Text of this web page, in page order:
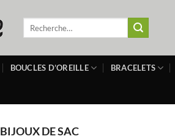
BOUCLES D’OREILLE BRACELETS
BIJOUX DE SAC